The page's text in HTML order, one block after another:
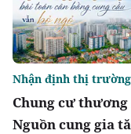
Chung cư
Nguồn cung gia
Nhận định thị trường